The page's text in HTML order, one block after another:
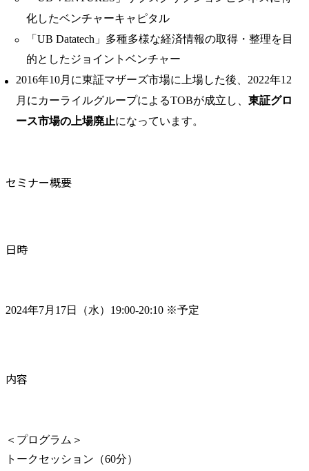
化したベンチャーキャピタル
「UB Datatech」多種多様な経済情報の取得・整理を目
的としたジョイントベンチャー
2016年10月に東証マザーズ市場に上場した後、2022年12
月にカーライルグループによるTOBが成立し、 東証グロ
ース市場の上場廃止になっています。
セミナー概要
日時
2024年7月17日（水）19:00-20:10 ※予定
内容
＜プログラム＞
トークセッション（60分）